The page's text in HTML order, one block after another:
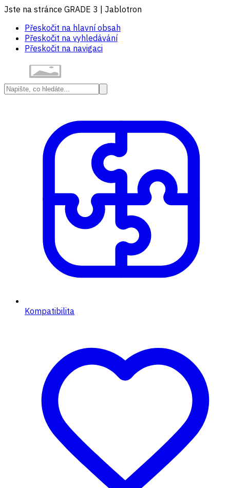
Jste na stránce GRADE 3 | Jablotron
Přeskočit na hlavní obsah
Přeskočit na vyhledávání
Přeskočit na navigaci
Kompatibilita